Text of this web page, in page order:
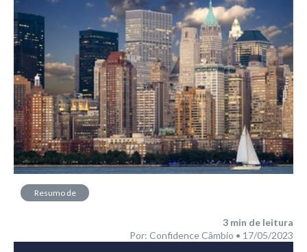
Resumo de
3 min de leitura
Por: Confidence Câmbio • 17/05/2023